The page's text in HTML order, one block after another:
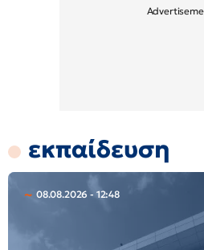
εκπαίδευση
08.08.2026 - 12:48